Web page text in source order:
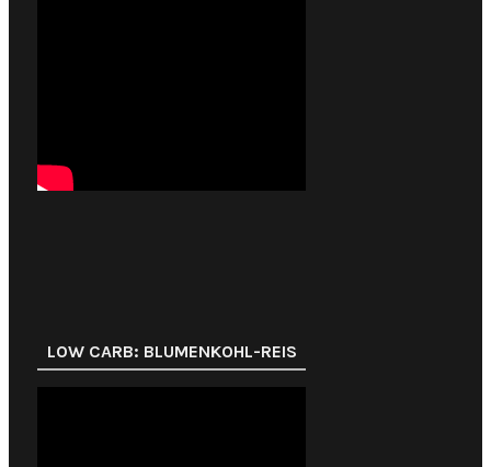
LOW CARB: BLUMENKOHL-REIS